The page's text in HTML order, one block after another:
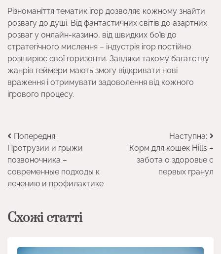
Різноманіття тематик ігор дозволяє кожному знайти
розвагу до душі. Від фантастичних світів до азартних
розваг у онлайн-казино, від швидких боїв до
стратегічного мислення – індустрія ігор постійно
розширює свої горизонти. Завдяки такому багатству
жанрів геймери мають змогу відкривати нові
враження і отримувати задоволення від кожного
ігрового процесу.
Навігація
записів
Попередня:
Протрузии и грыжи
позвоночника –
современные подходы к
лечению и профилактике
Наступна:
Корм для кошек Hills –
забота о здоровье с
первых гранул
Схожі статті